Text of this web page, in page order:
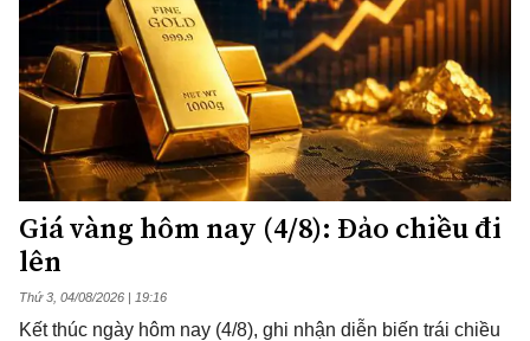
Giá vàng hôm nay (4/8): Đảo chiều đi
lên
Thứ 3, 04/08/2026 | 19:16
Kết thúc ngày hôm nay (4/8), ghi nhận diễn biến trái chiều